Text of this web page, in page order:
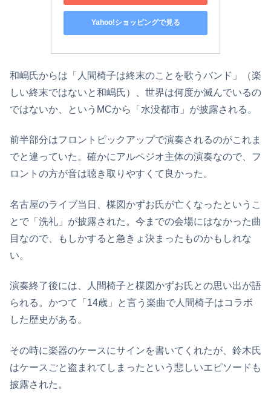
Yahoo!ショッピングで見る
和嶋氏からは「人間椅子は終末のことを歌うバンド」（楽
しい終末ではないと和嶋氏）、世界は何度か滅んでいるの
ではないか、というMCから「水没都市」が披露される。
前半部分はフロントピックアップで演奏されるのがこれま
でと違っていた。確かにアルペジオ主体の演奏なので、フ
ロントの方が音は聴き取りやすくて良かった。
名古屋のライブ当日、楳図かずお氏が亡くなったというこ
とで「洗礼」が披露された。今までの会場にはなかった曲
目なので、もしかすると急きょ決まったものかもしれな
い。
演奏終了後には、人間椅子と楳図かずお氏との思い出が語
られる。かつて「14歳」と言う楽曲で人間椅子はコラボ
した歴史がある。
その時に楽器のケースにサインを書いてくれたが、鈴木氏
はケースごと盗まれてしまったという悲しいエピソードも
披露された。